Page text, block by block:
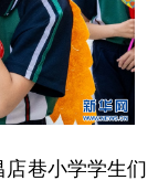
巷小学学生们